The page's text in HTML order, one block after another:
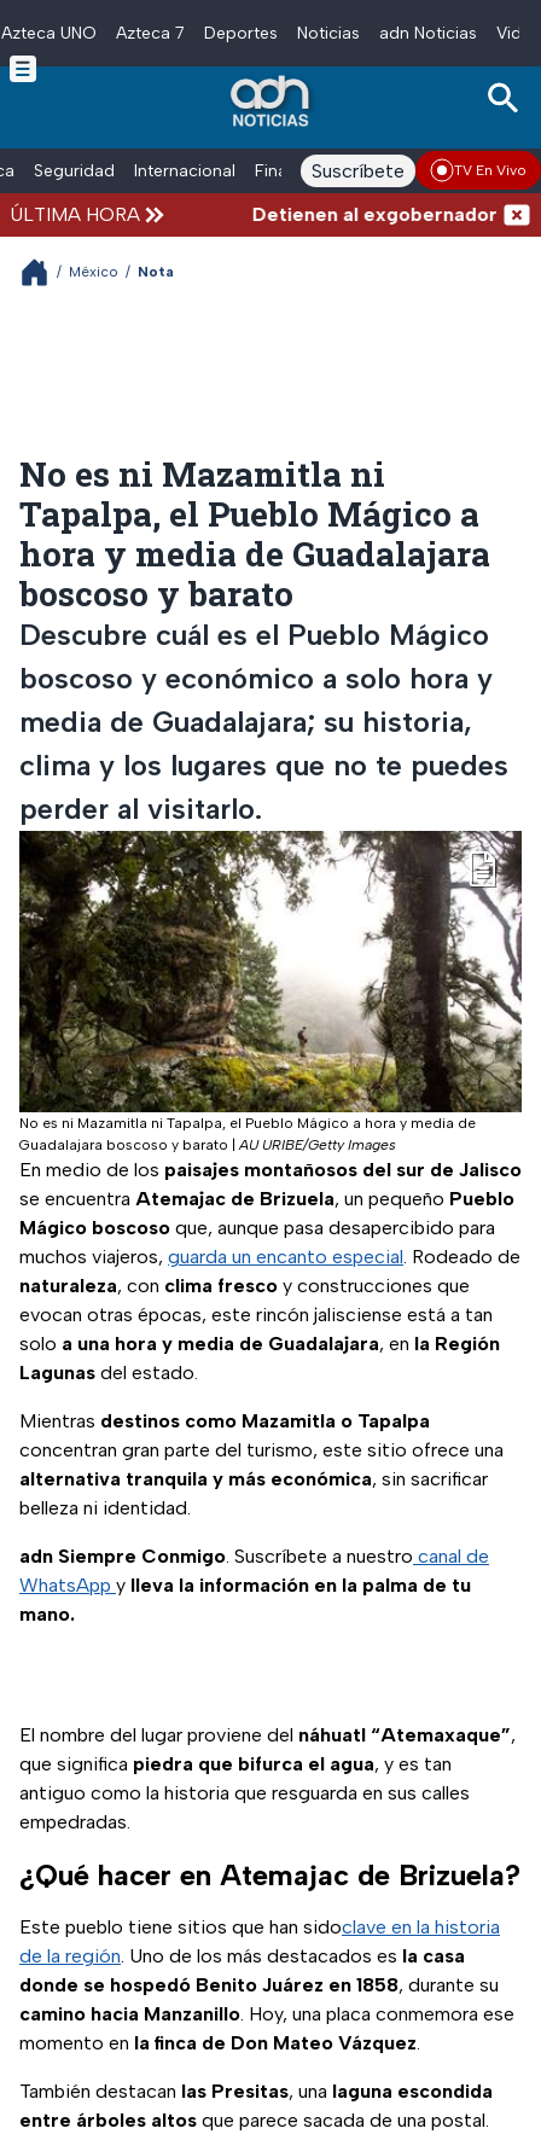
Skip to main content
Azteca UNO Azteca 7 Deportes Noticias adn Noticias
Seguridad Internacional Finanzas adn Noticias Radio
Suscríbete TV En Vivo
ÚLTIMA HORA Detienen al exgobernador de
/ México / Nota
No es ni Mazamitla ni
Tapalpa, el Pueblo Mágico a
hora y media de Guadalajara
boscoso y barato
Descubre cuál es el Pueblo Mágico
boscoso y económico a solo hora y
media de Guadalajara; su historia,
clima y los lugares que no te puedes
perder al visitarlo.
No es ni Mazamitla ni Tapalpa, el Pueblo Mágico a hora y media de
Guadalajara boscoso y barato |AU URIBE/Getty Images
En medio de los paisajes montañosos del sur de Jalisco
se encuentra Atemajac de Brizuela, un pequeño Pueblo
Mágico boscoso que, aunque pasa desapercibido para
muchos viajeros, guarda un encanto especial. Rodeado de
naturaleza, con clima fresco y construcciones que
evocan otras épocas, este rincón jalisciense está a tan
solo a una hora y media de Guadalajara, en la Región
Lagunas del estado.
Mientras destinos como Mazamitla o Tapalpa
concentran gran parte del turismo, este sitio ofrece una
alternativa tranquila y más económica, sin sacrificar
belleza ni identidad.
adn Siempre Conmigo. Suscríbete a nuestro canal de
WhatsApp y lleva la información en la palma de tu
mano.
El nombre del lugar proviene del náhuatl “Atemaxaque”,
que significa piedra que bifurca el agua, y es tan
antiguo como la historia que resguarda en sus calles
empedradas.
¿Qué hacer en Atemajac de Brizuela?
Este pueblo tiene sitios que han sidoclave en la historia
de la región. Uno de los más destacados es la casa
donde se hospedó Benito Juárez en 1858, durante su
camino hacia Manzanillo. Hoy, una placa conmemora ese
momento en la finca de Don Mateo Vázquez.
También destacan las Presitas, una laguna escondida
entre árboles altos que parece sacada de una postal.